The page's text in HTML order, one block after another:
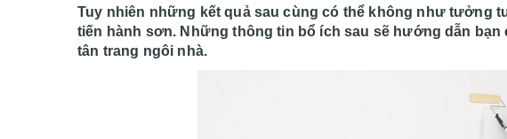
Tuy nhiên những kết quả sau cùng có thể không như tưởng
tiến hành sơn. Những thông tin bổ ích sau sẽ hướng dẫn
tân trang ngôi nhà.